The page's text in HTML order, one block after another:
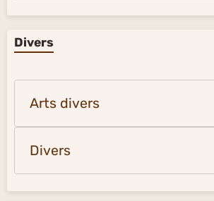
Divers
Arts divers
Divers